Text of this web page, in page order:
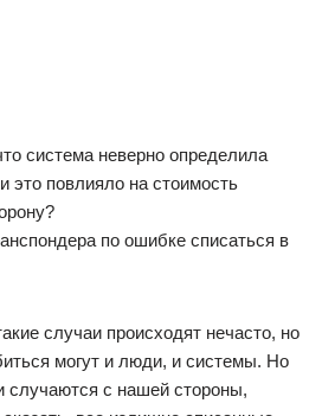
система неверно определила
это повлияло на стоимость
по ошибке списаться в
случаи происходят нечасто, но
могут и люди, и системы. Но
случаются с нашей стороны,